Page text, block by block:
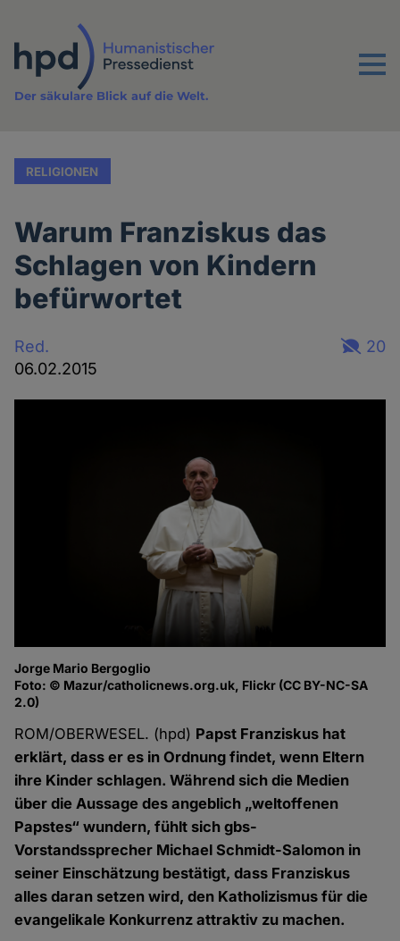
Inhalt
Menu
Der säkulare Blick auf die Welt.
RELIGIONEN
Warum Franziskus das
Schlagen von Kindern
befürwortet
Red.
06.02.2015
20
Jorge Mario Bergoglio
Foto: © Mazur/catholicnews.org.uk, Flickr (CC BY-NC-SA
2.0)
ROM/OBERWESEL. (hpd) Papst Franziskus hat
erklärt, dass er es in Ordnung findet, wenn Eltern
ihre Kinder schlagen. Während sich die Medien
über die Aussage des angeblich „weltoffenen
Papstes“ wundern, fühlt sich gbs-
Vorstandssprecher Michael Schmidt-Salomon in
seiner Einschätzung bestätigt, dass Franziskus
alles daran setzen wird, den Katholizismus für die
evangelikale Konkurrenz attraktiv zu machen.